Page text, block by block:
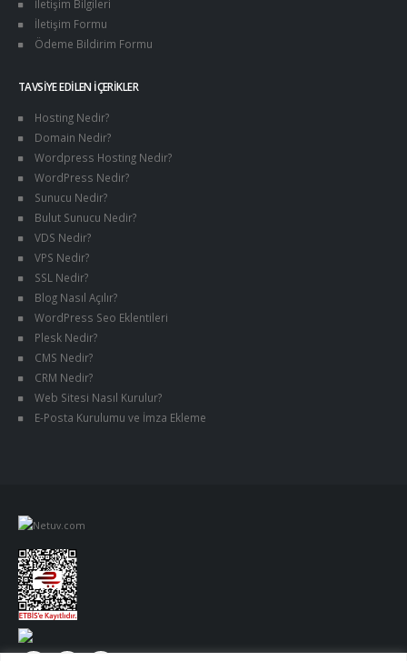
İletişim Bilgileri
İletişim Formu
Ödeme Bildirim Formu
TAVSIYE EDILEN İÇERIKLER
Hosting Nedir?
Domain Nedir?
Wordpress Hosting Nedir?
WordPress Nedir?
Sunucu Nedir?
Bulut Sunucu Nedir?
VDS Nedir?
VPS Nedir?
SSL Nedir?
Blog Nasıl Açılır?
WordPress Seo Eklentileri
Plesk Nedir?
CMS Nedir?
CRM Nedir?
Web Sitesi Nasıl Kurulur?
E-Posta Kurulumu ve İmza Ekleme